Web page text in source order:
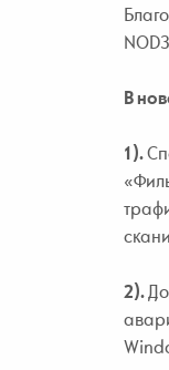
В
1).
2).